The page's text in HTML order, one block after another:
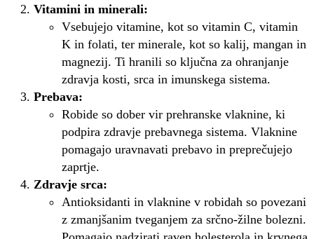
Vitamini in minerali:
Vsebujejo vitamine, kot so vitamin C, vitamin
K in folati, ter minerale, kot so kalij, mangan in
magnezij. Ti hranili so ključna za ohranjanje
zdravja kosti, srca in imunskega sistema.
Prebava:
Robide so dober vir prehranske vlaknine, ki
podpira zdravje prebavnega sistema. Vlaknine
pomagajo uravnavati prebavo in preprečujejo
zaprtje.
Zdravje srca:
Antioksidanti in vlaknine v robidah so povezani
z zmanjšanim tveganjem za srčno-žilne bolezni.